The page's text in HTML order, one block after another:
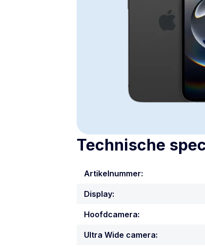
Technische
Artikelnummer:
Display:
Hoofdcamera:
Ultra Wide camera: